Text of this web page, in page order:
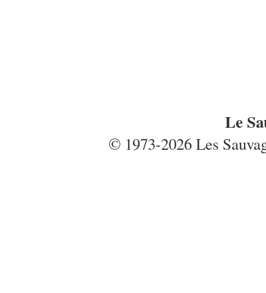
Le
© 1973-2026 Les